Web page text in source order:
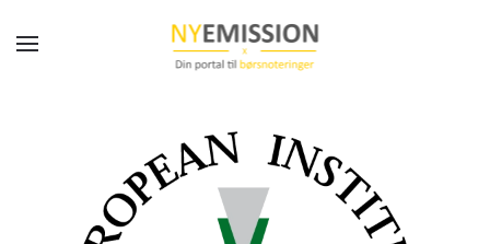
Gå til hovedindhold